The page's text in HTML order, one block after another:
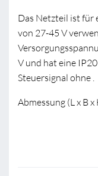
Das Netzteil ist für
von 27-45 V
V und hat eine
Steuersignal ohne .
Abmessung (L x B